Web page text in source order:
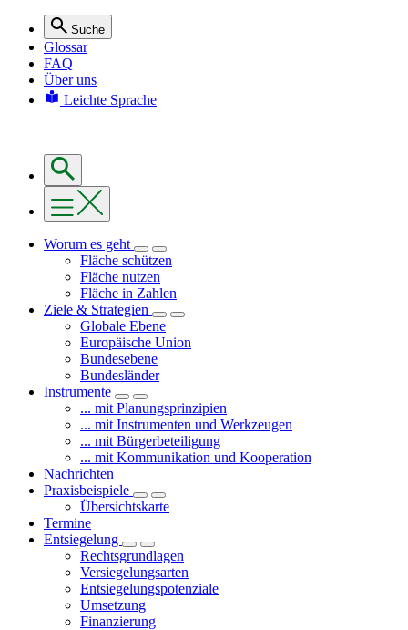
Suche
Glossar
FAQ
Über uns
Leichte Sprache
Worum es geht
Fläche schützen
Fläche nutzen
Fläche in Zahlen
Ziele & Strategien
Globale Ebene
Europäische Union
Bundesebene
Bundesländer
Instrumente
... mit Planungsprinzipien
... mit Instrumenten und Werkzeugen
... mit Bürgerbeteiligung
... mit Kommunikation und Kooperation
Nachrichten
Praxisbeispiele
Übersichtskarte
Termine
Entsiegelung
Rechtsgrundlagen
Versiegelungsarten
Entsiegelungspotenziale
Umsetzung
Finanzierung